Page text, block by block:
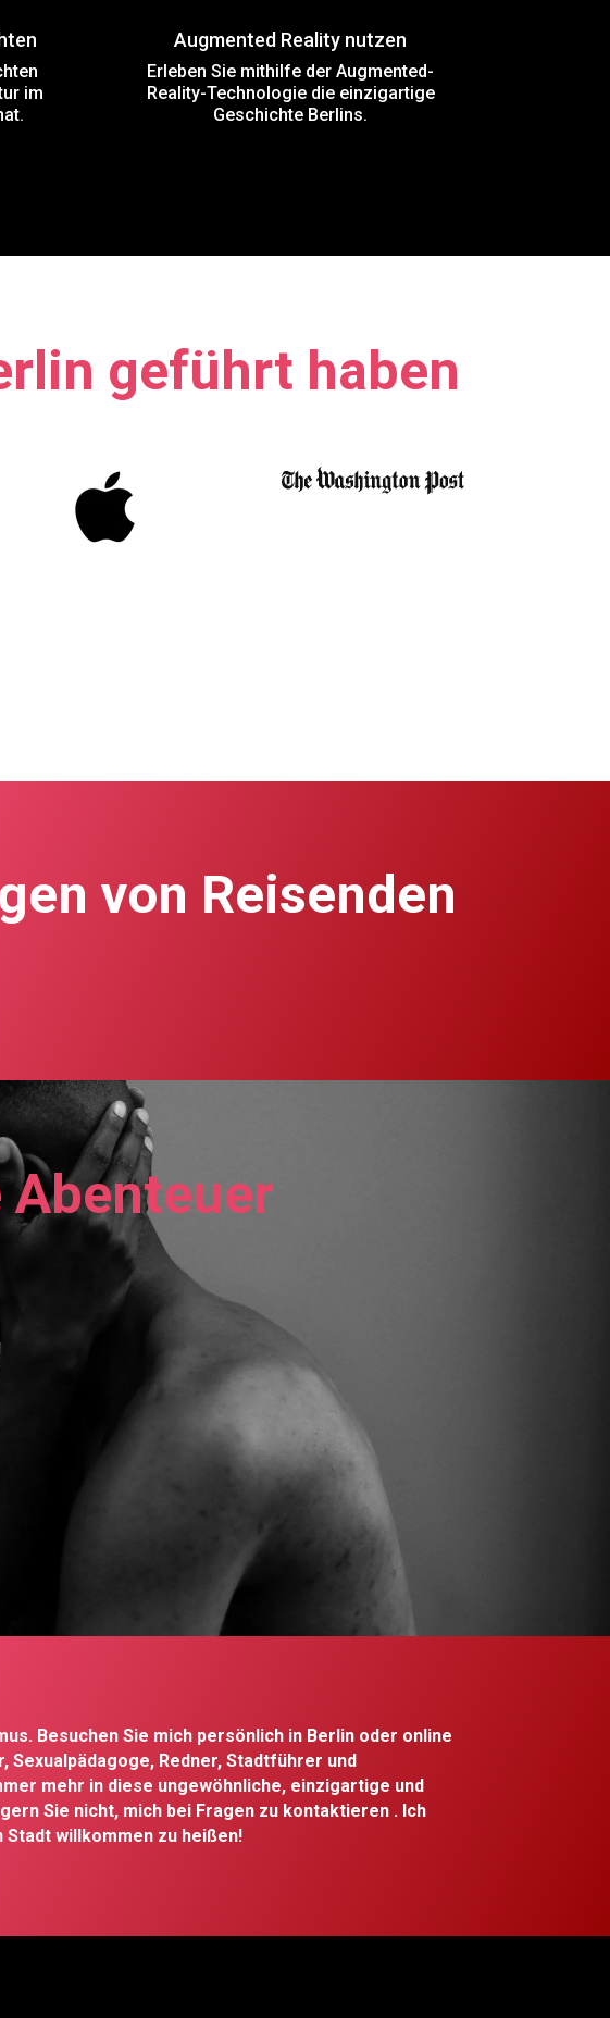
im
Augmented Reality nutzen
Erleben Sie mithilfe der Augmented-
Reality-Technologie die einzigartige
Geschichte Berlins.
geführt haben
von Reisenden
Besuchen Sie mich persönlich in Berlin oder online
Redner, Stadtführer und
mehr in diese ungewöhnliche, einzigartige und
Sie nicht, mich bei Fragen zu kontaktieren . Ich
willkommen zu heißen!